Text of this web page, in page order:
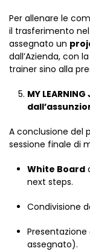
Per allenare le
il trasferimento
assegnato un
dall’Azienda, con
trainer sino alla
MY LEARNING
A conclusione del
sessione finale di
White Board
next steps.
Condivisione
assegnato).